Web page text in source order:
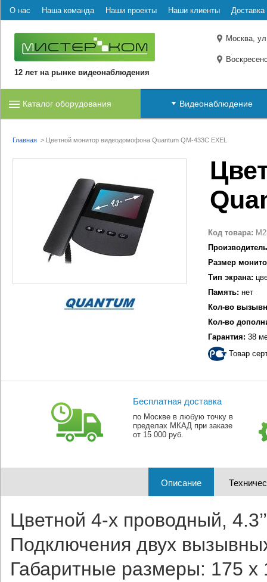
О нас Наша команда Наши проекты Наши клиенты Доставка
12 лет на рынке видеонаблюдения
Москва,
Каталог оборудования Видеонаблюдение
Главная > Цветной монитор видеодомофона Quantum QM-433C EXEL
Код товара:
Размер
Тип экрана:
Память: нет
Кол-во
Кол-во
Гарантия: 38
Товар
Бесплатная доставка
по Москве в любую точку в
пределах МКАД при заказе
от 15 000 руб.
Описание
Цветной 4-x проводный,
Подключения двух
Габаритные размеры: 175